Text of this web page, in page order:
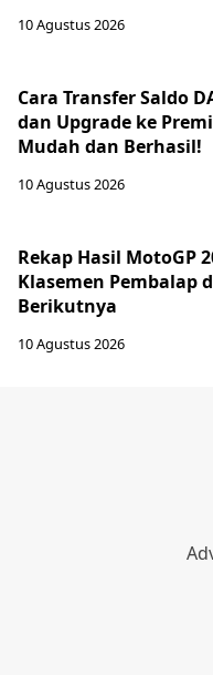
10 Agustus 2026
Cara Transfer Saldo
dan Upgrade ke
Mudah dan Berhasil!
10 Agustus 2026
Rekap Hasil MotoGP
Klasemen Pembalap
Berikutnya
10 Agustus 2026